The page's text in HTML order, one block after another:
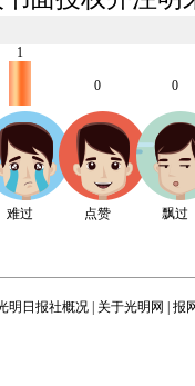
1
难过
0
点赞
0
飘过
明日报社概况 关于光明网 报